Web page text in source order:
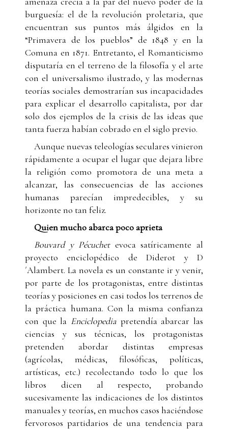
burguesía: el de la revolución proletaria, que
encuentran sus puntos más álgidos en la
“Primavera de los pueblos” de 1848 y en la
Comuna en 1871. Entretanto, el Romanticismo
disputaría en el terreno de la filosofía y el arte
con el universalismo ilustrado, y las modernas
teorías sociales demostrarían sus incapacidades
para explicar el desarrollo capitalista, por dar
solo dos ejemplos de la crisis de las ideas que
tanta fuerza habían cobrado en el siglo previo.
Aunque nuevas teleologías seculares vinieron
rápidamente a ocupar el lugar que dejara libre
la religión como promotora de una meta a
alcanzar, las consecuencias de las acciones
humanas parecían impredecibles, y su
horizonte no tan feliz.
Quien mucho abarca poco aprieta
Bouvard y Pécuchet evoca satíricamente al
proyecto enciclopédico de Diderot y D
´Alambert. La novela es un constante ir y venir,
por parte de los protagonistas, entre distintas
teorías y posiciones en casi todos los terrenos de
la práctica humana. Con la misma confianza
con que la Enciclopedia pretendía abarcar las
ciencias y sus técnicas, los protagonistas
pretenden abordar distintas empresas
(agrícolas, médicas, filosóficas, políticas,
artísticas, etc.) recolectando todo lo que los
libros dicen al respecto, probando
sucesivamente las indicaciones de los distintos
manuales y teorías, en muchos casos haciéndose
fervorosos partidarios de una tendencia para